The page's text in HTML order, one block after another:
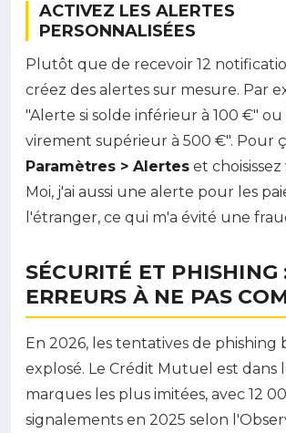
ACTIVEZ LES ALERTES
PERSONNALISÉES
Plutôt que de recevoir 12
créez des alertes sur mesure. Par
"Alerte si solde inférieur à 100 €" ou
virement supérieur à 500 €". Pour
Paramètres > Alertes et choisissez
Moi, j'ai aussi une alerte pour les
l'étranger, ce qui m'a évité une
SÉCURITÉ ET PHISHING
ERREURS À NE PAS
En 2026, les tentatives de phishing
explosé. Le Crédit Mutuel est dans
marques les plus imitées, avec 12
signalements en 2025 selon